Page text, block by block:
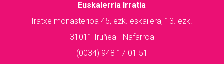
Euskalerria Irratia
Iratxe monasterioa 45, ezk. eskailera, 13. ezk.
31011 Iruñea - Nafarroa
(0034) 948 17 01 51